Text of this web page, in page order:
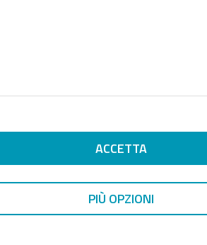
ACCETTA
PIÙ OPZIONI